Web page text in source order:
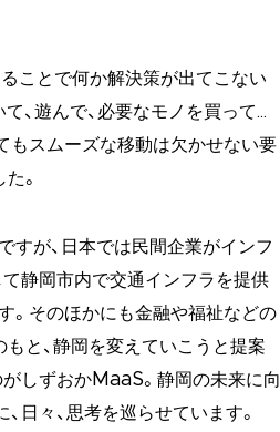
ことで何か解決策が出てこない
、遊んで、必要なモノを買って…
もスムーズな移動は欠かせない要
。
すが、日本では民間企業がインフ
静岡市内で交通インフラを提供
。そのほかにも金融や福祉などの
と、静岡を変えていこうと提案
しずおかMaaS。静岡の未来に向
日々、思考を巡らせています。